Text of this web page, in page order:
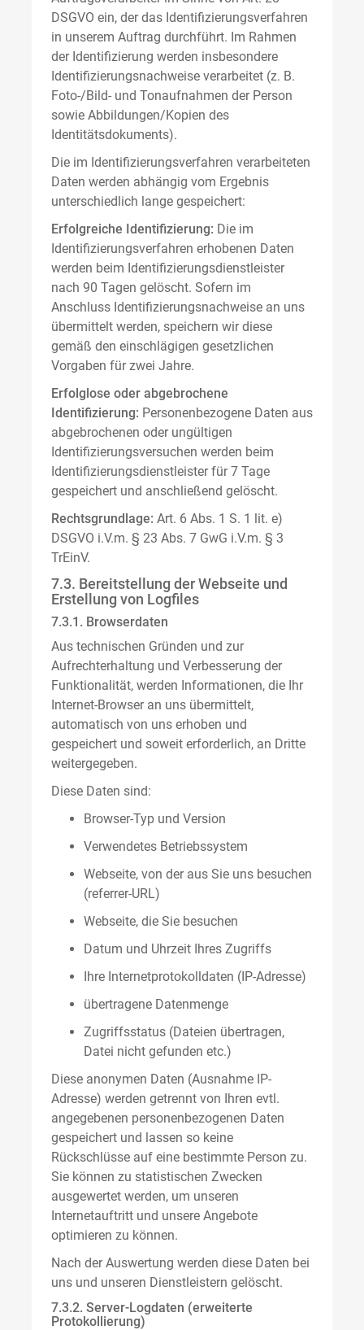
DSGVO ein, der das Identifizierungsverfahren
in unserem Auftrag durchführt. Im Rahmen
der Identifizierung werden insbesondere
Identifizierungsnachweise verarbeitet (z. B.
Foto-/Bild- und Tonaufnahmen der Person
sowie Abbildungen/Kopien des
Identitätsdokuments).
Die im Identifizierungsverfahren verarbeiteten
Daten werden abhängig vom Ergebnis
unterschiedlich lange gespeichert:
Erfolgreiche Identifizierung: Die im
Identifizierungsverfahren erhobenen Daten
werden beim Identifizierungsdienstleister
nach 90 Tagen gelöscht. Sofern im
Anschluss Identifizierungsnachweise an uns
übermittelt werden, speichern wir diese
gemäß den einschlägigen gesetzlichen
Vorgaben für zwei Jahre.
Erfolglose oder abgebrochene
Identifizierung: Personenbezogene Daten aus
abgebrochenen oder ungültigen
Identifizierungsversuchen werden beim
Identifizierungsdienstleister für 7 Tage
gespeichert und anschließend gelöscht.
Rechtsgrundlage: Art. 6 Abs. 1 S. 1 lit. e)
DSGVO i.V.m. § 23 Abs. 7 GwG i.V.m. § 3
TrEinV.
7.3. Bereitstellung der Webseite und
Erstellung von Logfiles
7.3.1. Browserdaten
Aus technischen Gründen und zur
Aufrechterhaltung und Verbesserung der
Funktionalität, werden Informationen, die Ihr
Internet-Browser an uns übermittelt,
automatisch von uns erhoben und
gespeichert und soweit erforderlich, an Dritte
weitergegeben.
Diese Daten sind:
Browser-Typ und Version
Verwendetes Betriebssystem
Webseite, von der aus Sie uns besuchen
(referrer-URL)
Webseite, die Sie besuchen
Datum und Uhrzeit Ihres Zugriffs
Ihre Internetprotokolldaten (IP-Adresse)
übertragene Datenmenge
Zugriffsstatus (Dateien übertragen,
Datei nicht gefunden etc.)
Diese anonymen Daten (Ausnahme IP-
Adresse) werden getrennt von Ihren evtl.
angegebenen personenbezogenen Daten
gespeichert und lassen so keine
Rückschlüsse auf eine bestimmte Person zu.
Sie können zu statistischen Zwecken
ausgewertet werden, um unseren
Internetauftritt und unsere Angebote
optimieren zu können.
Nach der Auswertung werden diese Daten bei
uns und unseren Dienstleistern gelöscht.
7.3.2. Server-Logdaten (erweiterte
Protokollierung)